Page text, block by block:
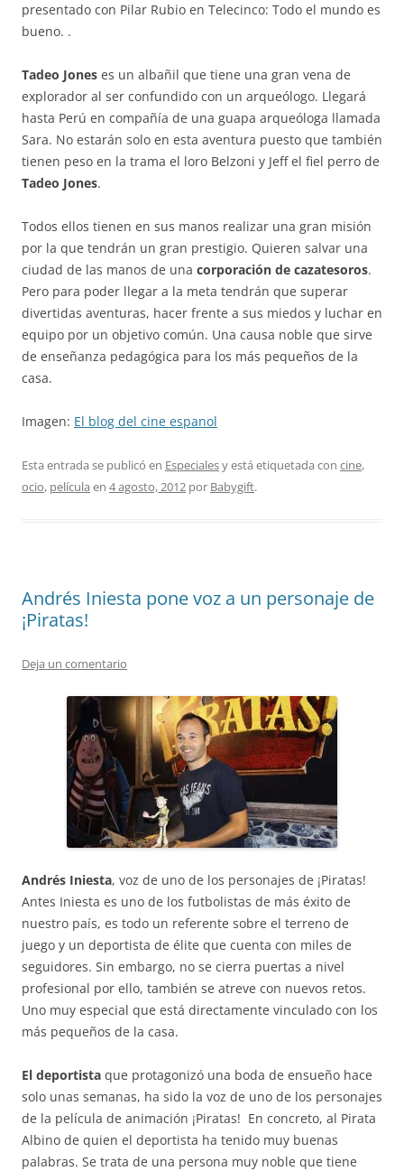
presentado con Pilar Rubio en Telecinco: Todo el mundo es
bueno. .
Tadeo Jones es un albañil que tiene una gran vena de
explorador al ser confundido con un arqueólogo. Llegará
hasta Perú en compañía de una guapa arqueóloga llamada
Sara. No estarán solo en esta aventura puesto que también
tienen peso en la trama el loro Belzoni y Jeff el fiel perro de
Tadeo Jones.
Todos ellos tienen en sus manos realizar una gran misión
por la que tendrán un gran prestigio. Quieren salvar una
ciudad de las manos de una corporación de cazatesoros.
Pero para poder llegar a la meta tendrán que superar
divertidas aventuras, hacer frente a sus miedos y luchar en
equipo por un objetivo común. Una causa noble que sirve
de enseñanza pedagógica para los más pequeños de la
casa.
Imagen: El blog del cine espanol
Esta entrada se publicó en Especialesy está etiquetada con cine,
ocio, película en 4 agosto, 2012 por Babygift.
Andrés Iniesta pone voz a un personaje de
¡Piratas!
Deja un comentario
Andrés Iniesta, voz de uno de los personajes de ¡Piratas!
Antes Iniesta es uno de los futbolistas de más éxito de
nuestro país, es todo un referente sobre el terreno de
juego y un deportista de élite que cuenta con miles de
seguidores. Sin embargo, no se cierra puertas a nivel
profesional por ello, también se atreve con nuevos retos.
Uno muy especial que está directamente vinculado con los
más pequeños de la casa.
El deportista que protagonizó una boda de ensueño hace
solo unas semanas, ha sido la voz de uno de los personajes
de la película de animación ¡Piratas! En concreto, al Pirata
Albino de quien el deportista ha tenido muy buenas
palabras. Se trata de una persona muy noble que tiene